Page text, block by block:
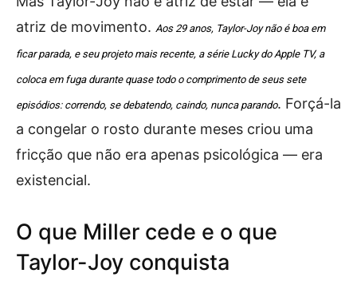
atriz de movimento. Aos 29 anos, Taylor-Joy não é boa em
ficar parada, e seu projeto mais recente, a série Lucky do Apple TV, a
coloca em fuga durante quase todo o comprimento de seus sete
episódios: correndo, se debatendo, caindo, nunca parando. Forçá-la
a congelar o rosto durante meses criou uma
fricção que não era apenas psicológica — era
existencial.
O que Miller cede e o que
Taylor-Joy conquista